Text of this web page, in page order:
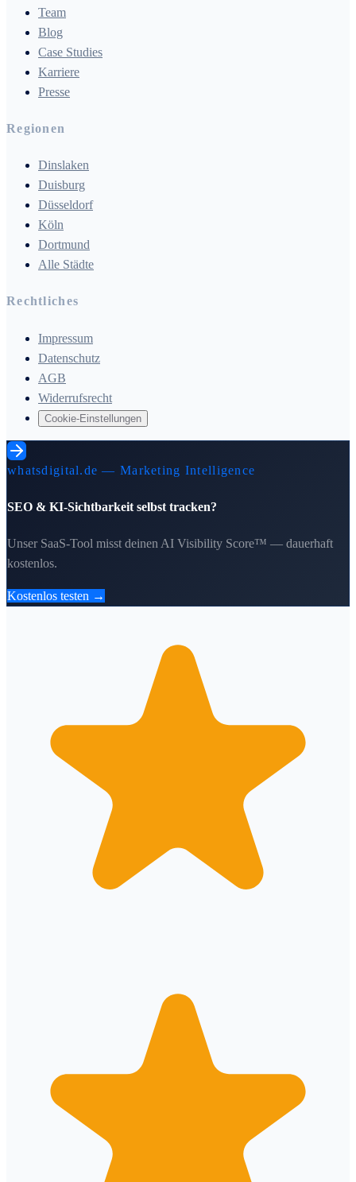
Team
Blog
Case Studies
Karriere
Presse
Regionen
Dinslaken
Duisburg
Düsseldorf
Köln
Dortmund
Alle Städte
Rechtliches
Impressum
Datenschutz
AGB
Widerrufsrecht
Cookie-Einstellungen
whatsdigital.de — Marketing Intelligence
SEO & KI-Sichtbarkeit selbst tracken?
Unser SaaS-Tool misst deinen AI Visibility Score™ — dauerhaft
kostenlos.
Kostenlos testen →